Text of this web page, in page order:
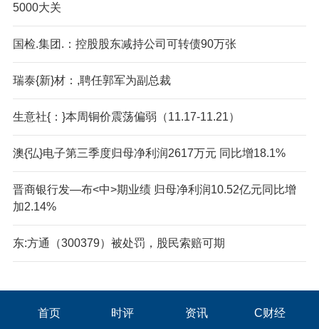
5000大关
国检.集团.：控股股东减持公司可转债90万张
瑞泰{新}材：,聘任郭军为副总裁
生意社{：}本周铜价震荡偏弱（11.17-11.21）
澳{弘}电子第三季度归母净利润2617万元 同比增18.1%
晋商银行发—布<中>期业绩 归母净利润10.52亿元同比增
加2.14%
东:方通（300379）被处罚，股民索赔可期
首页 时评 资讯 C财经